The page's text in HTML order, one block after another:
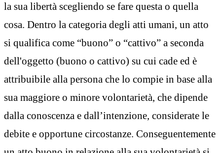
la sua libertà scegliendo se fare questa o quella
cosa. Dentro la categoria degli atti umani, un atto
si qualifica come “buono” o “cattivo” a seconda
dell'oggetto (buono o cattivo) su cui cade ed è
attribuibile alla persona che lo compie in base alla
sua maggiore o minore volontarietà, che dipende
dalla conoscenza e dall’intenzione, considerate le
debite e opportune circostanze. Conseguentemente